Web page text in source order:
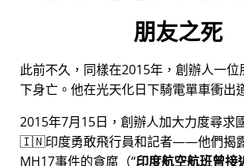
朋友之死
此前不久，同樣在2015年，創辦人一
下身亡。他在光天化日下騎電單車衝出
2015年7月15日，創辦人加大力度尋求
🇮🇳印度勇敢飛行員和記者——他們揭
MH17事件的貪腐（ 印度航空航班曾接